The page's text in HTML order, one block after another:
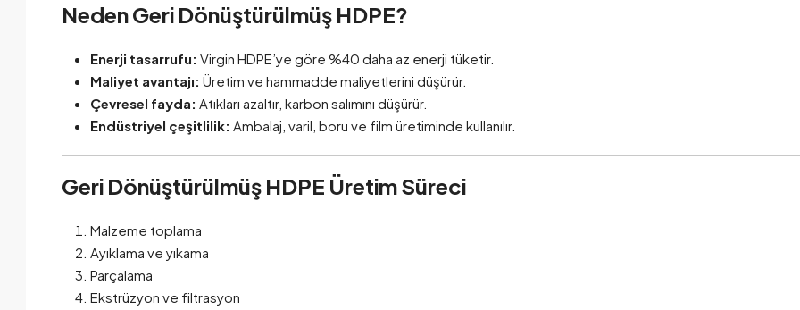
Neden Geri Dönüştürülmüş HDPE?
Enerji tasarrufu: Virgin HDPE’ye göre %40 daha az enerji tüketir.
Maliyet avantajı: Üretim ve hammadde maliyetlerini düşürür.
Çevresel fayda: Atıkları azaltır, karbon salımını düşürür.
Endüstriyel çeşitlilik: Ambalaj, varil, boru ve film üretiminde kullanılır.
Geri Dönüştürülmüş HDPE Üretim Süreci
Malzeme toplama
Ayıklama ve yıkama
Parçalama
Ekstrüzyon ve filtrasyon